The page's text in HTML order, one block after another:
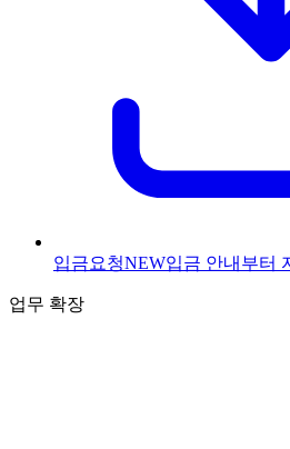
입금요청NEW입금 안내부터
업무 확장